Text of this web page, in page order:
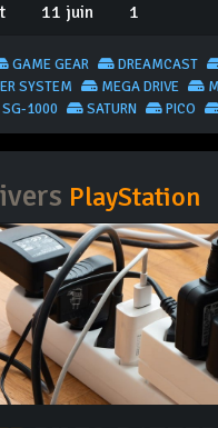
11 juin 1
DREAMCAST
GAME GEAR
MEGA DRIVE
SYSTEM
PICO
SATURN
SG-1000
PlayStation